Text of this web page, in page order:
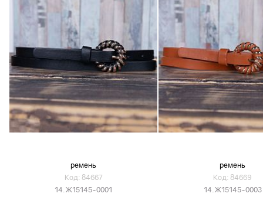
ремень
Код: 84667
14.Ж15145-0001
ремень
Код: 84669
14.Ж15145-0003